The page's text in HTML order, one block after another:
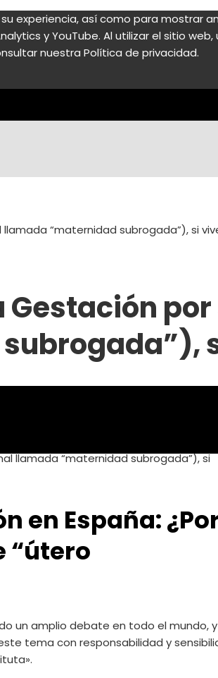
experiencia, así como para mostrar
y YouTube. Al utilizar el sitio
nuestra Política de privacidad.
“maternidad subrogada”), si
Gestación
en España:
“útero
un amplio debate en todo el mundo, y
tema con responsabilidad y